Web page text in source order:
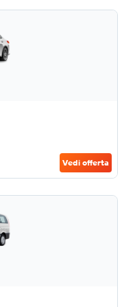
Vedi offerta